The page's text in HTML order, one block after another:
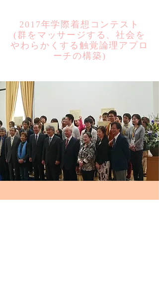
2017年学際着想コンテスト
​(群をマッサージする、社会を
やわらかくする触覚論理アプロ
ーチの構築)